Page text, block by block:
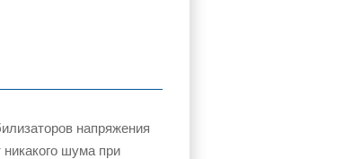
напряжения
шума при